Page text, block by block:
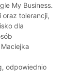
My Business.
oraz tolerancji,
dla
odpowiednio